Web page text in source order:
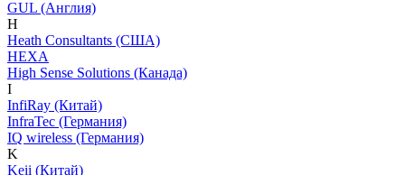
GUL (Англия)
H
Heath Consultants (США)
HEXA
High Sense Solutions (Канада)
I
InfiRay (Китай)
InfraTec (Германия)
IQ wireless (Германия)
K
Keii (Китай)